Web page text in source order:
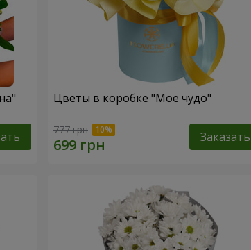
Цветы в коробке "Мое чудо"
777 грн Заказать